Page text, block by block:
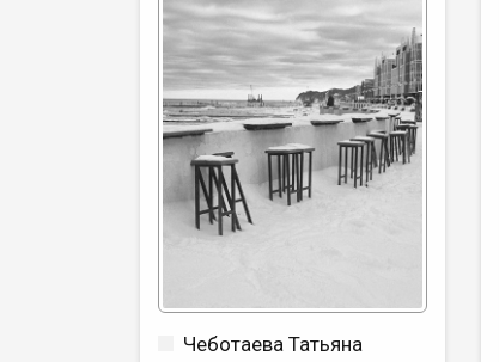
Чеботаева Татьяна